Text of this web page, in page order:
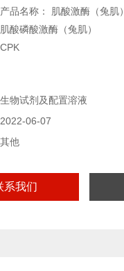
品名称： 肌酸激酶（兔肌）
酸磷酸激酶（兔肌）
-20℃
研实验用，不做其它用途！
物试剂及配置溶液
06-07
他
系我们